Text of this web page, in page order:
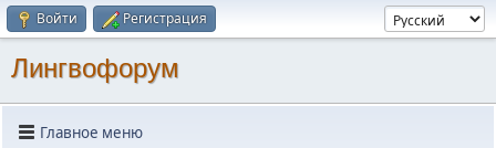
Войти Регистрация
Лингвофорум
Главное меню